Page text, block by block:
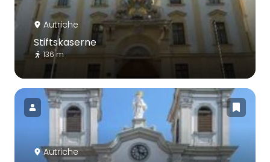
Autriche
Stiftskaserne
136 m
Autriche